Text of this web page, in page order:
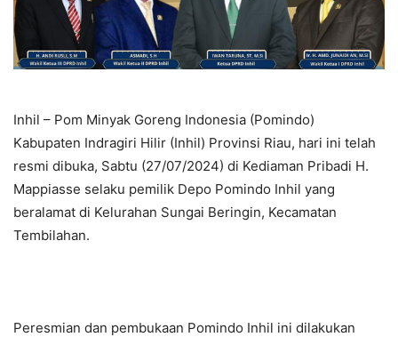
Inhil – Pom Minyak Goreng Indonesia (Pomindo)
Kabupaten Indragiri Hilir (Inhil) Provinsi Riau, hari ini telah
resmi dibuka, Sabtu (27/07/2024) di Kediaman Pribadi H.
Mappiasse selaku pemilik Depo Pomindo Inhil yang
beralamat di Kelurahan Sungai Beringin, Kecamatan
Tembilahan.
Peresmian dan pembukaan Pomindo Inhil ini dilakukan